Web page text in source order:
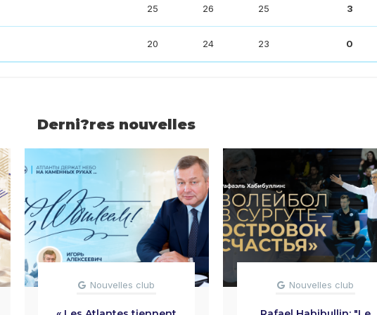
25 26 25 3
20 24 23 0
Derni?res nouvelles
Nouvelles club Nouvelles club